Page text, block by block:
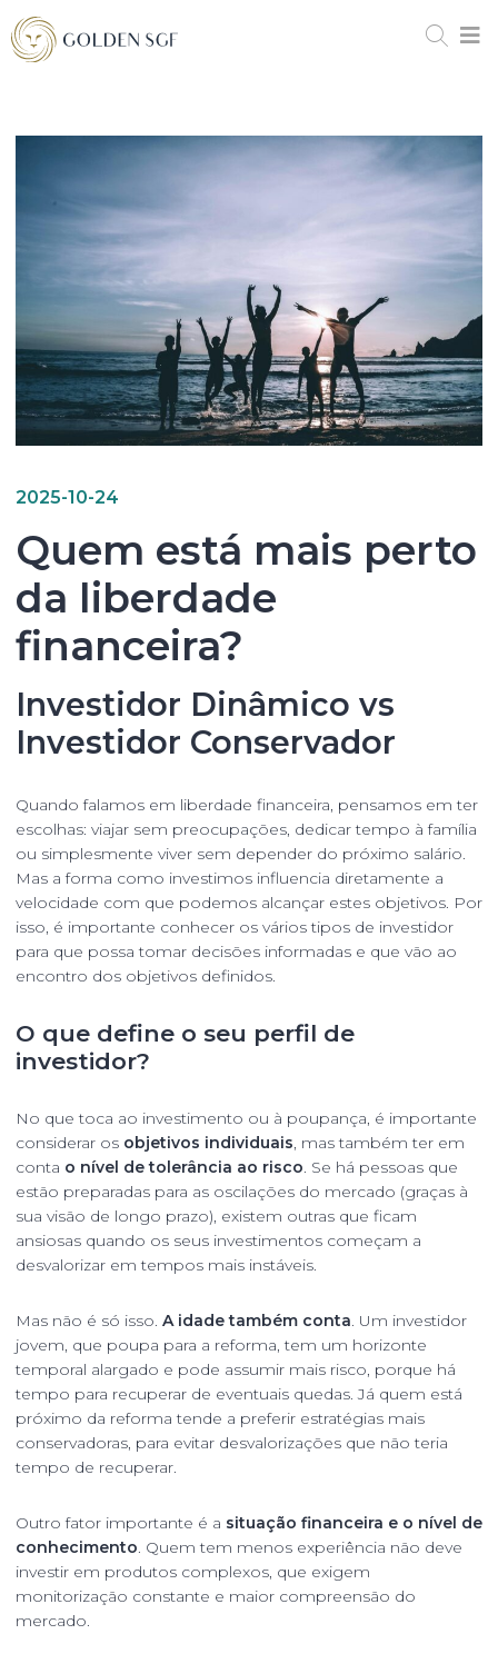
2025-10-24
Quem está mais perto
da liberdade
financeira?
Investidor Dinâmico vs
Investidor Conservador
Quando falamos em liberdade financeira, pensamos em ter
escolhas: viajar sem preocupações, dedicar tempo à família
ou simplesmente viver sem depender do próximo salário.
Mas a forma como investimos influencia diretamente a
velocidade com que podemos alcançar estes objetivos. Por
isso, é importante conhecer os vários tipos de investidor
para que possa tomar decisões informadas e que vão ao
encontro dos objetivos definidos.
O que define o seu perfil de
investidor?
No que toca ao investimento ou à poupança, é importante
considerar os objetivos individuais, mas também ter em
conta o nível de tolerância ao risco. Se há pessoas que
estão preparadas para as oscilações do mercado (graças à
sua visão de longo prazo), existem outras que ficam
ansiosas quando os seus investimentos começam a
desvalorizar em tempos mais instáveis.
Mas não é só isso. A idade também conta. Um investidor
jovem, que poupa para a reforma, tem um horizonte
temporal alargado e pode assumir mais risco, porque há
tempo para recuperar de eventuais quedas. Já quem está
próximo da reforma tende a preferir estratégias mais
conservadoras, para evitar desvalorizações que não teria
tempo de recuperar.
Outro fator importante é a situação financeira e o nível de
conhecimento. Quem tem menos experiência não deve
investir em produtos complexos, que exigem
monitorização constante e maior compreensão do
mercado.